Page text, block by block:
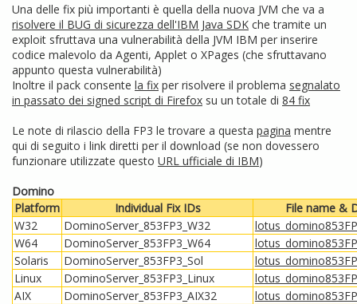
Una delle fix più importanti è quella della nuova JVM che va a
risolvere il BUG di sicurezza dell'IBM Java SDK che tramite un
exploit sfruttava una vulnerabilità della JVM IBM per inserire
codice malevolo da Agenti, Applet o XPages (che sfruttavano
appunto questa vulnerabilità)
Inoltre il pack consente la fix per risolvere il problema segnalato
in passato dei signed script di Firefox su un totale di 84 fix
Le note di rilascio della FP3 le trovare a questa pagina mentre
qui di seguito i link diretti per il download (se non dovessero
funzionare utilizzate questo URL ufficiale di IBM)
Domino
Platform
Individual Fix IDs
File name &
W32
DominoServer_853FP3_W32
W64
DominoServer_853FP3_W64
Solaris
DominoServer_853FP3_Sol
Linux
DominoServer_853FP3_Linux
AIX
DominoServer_853FP3_AIX32